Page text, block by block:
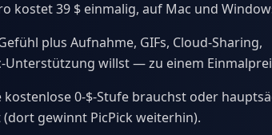
kostet 39 $ einmalig, auf Mac und
plus Aufnahme, GIFs, Cloud-Sharing,
Unterstützung willst — zu einem
0-$-Stufe brauchst oder
gewinnt PicPick weiterhin).